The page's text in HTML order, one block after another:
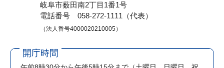
岐阜市薮田南2丁目1番1号
電話番号 058-272-1111（代表）
（法人番号4000020210005）
開庁時間